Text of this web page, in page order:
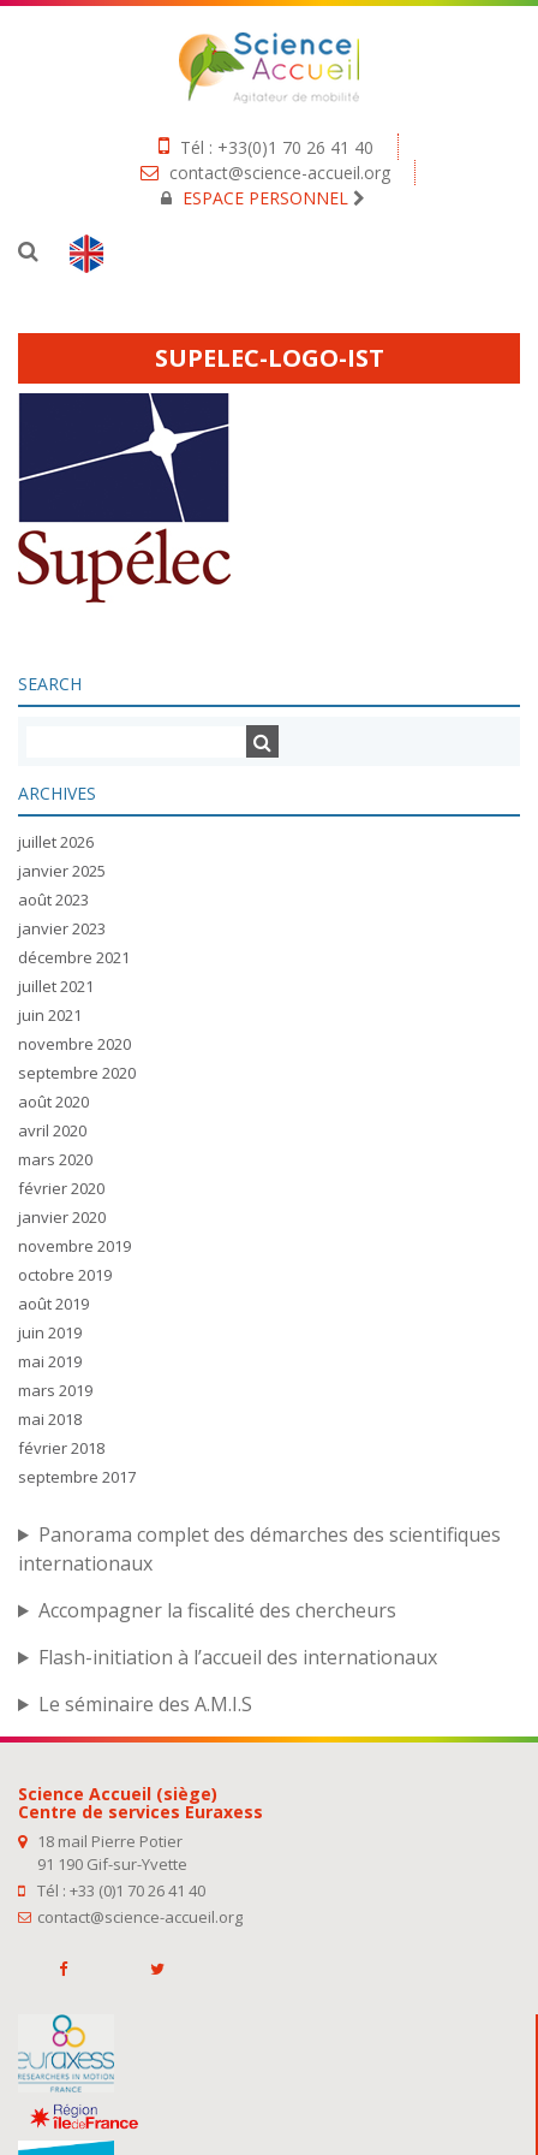
Tél : +33(0)1 70 26 41 40
contact@science-accueil.org
ESPACE PERSONNEL
SUPELEC-LOGO-IST
SEARCH
ARCHIVES
juillet 2026
janvier 2025
août 2023
janvier 2023
décembre 2021
juillet 2021
juin 2021
novembre 2020
septembre 2020
août 2020
avril 2020
mars 2020
février 2020
janvier 2020
novembre 2019
octobre 2019
août 2019
juin 2019
mai 2019
mars 2019
mai 2018
février 2018
septembre 2017
Panorama complet des démarches des scientifiques
internationaux
Accompagner la fiscalité des chercheurs
Flash-initiation à l’accueil des internationaux
Le séminaire des A.M.I.S
Science Accueil (siège)
Centre de services Euraxess
18 mail Pierre Potier
91 190 Gif-sur-Yvette
Tél : +33 (0)1 70 26 41 40
contact@science-accueil.org